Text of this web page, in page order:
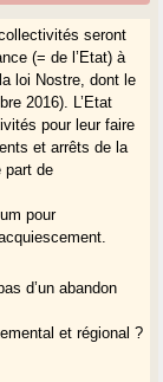
seront
(= de l’Etat) à
loi Nostre, dont le
2016). L’Etat
pour leur faire
et arrêts de la
part de
pour
d’un abandon
et régional ?